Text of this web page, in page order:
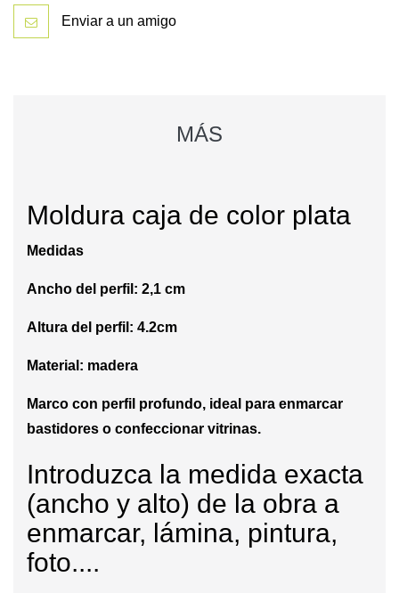
Enviar a un amigo
MÁS
Moldura caja de color plata
Medidas
Ancho del perfil: 2,1 cm
Altura del perfil: 4.2cm
Material: madera
Marco con perfil profundo, ideal para enmarcar
bastidores o confeccionar vitrinas.
Introduzca la medida exacta
(ancho y alto) de la obra a
enmarcar, lámina, pintura,
foto....